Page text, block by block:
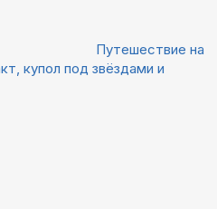
Путешествие на
купол под звёздами и